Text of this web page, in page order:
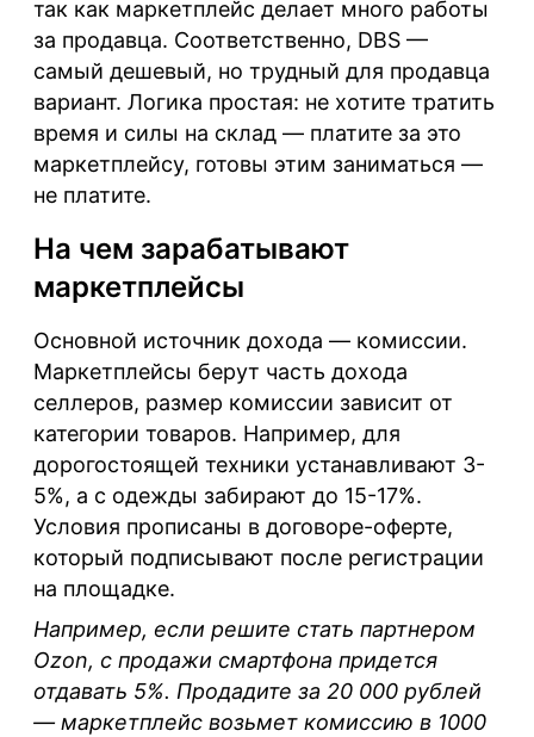
так как маркетплейс делает много работы
за продавца. Соответственно, DBS —
самый дешевый, но трудный для продавца
вариант. Логика простая: не хотите тратить
время и силы на склад — платите за это
маркетплейсу, готовы этим заниматься —
не платите.
На чем зарабатывают
маркетплейсы
Основной источник дохода — комиссии.
Маркетплейсы берут часть дохода
селлеров, размер комиссии зависит от
категории товаров. Например, для
дорогостоящей техники устанавливают 3-
5%, а с одежды забирают до 15-17%.
Условия прописаны в договоре-оферте,
который подписывают после регистрации
на площадке.
Например, если решите стать партнером
Ozon, с продажи смартфона придется
отдавать 5%. Продадите за 20 000 рублей
— маркетплейс возьмет комиссию в 1000